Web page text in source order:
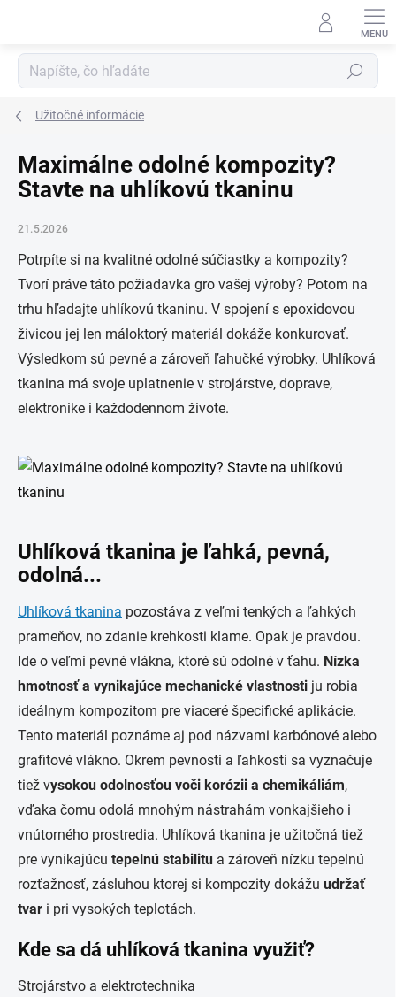
Hľadať
Užitočné informácie
Maximálne odolné kompozity?
Stavte na uhlíkovú tkaninu
21.5.2026
Potrpíte si na kvalitné odolné súčiastky a kompozity?
Tvorí práve táto požiadavka gro vašej výroby? Potom na
trhu hľadajte uhlíkovú tkaninu. V spojení s epoxidovou
živicou jej len máloktorý materiál dokáže konkurovať.
Výsledkom sú pevné a zároveň ľahučké výrobky. Uhlíková
tkanina má svoje uplatnenie v strojárstve, doprave,
elektronike i každodennom živote.
Uhlíková tkanina je ľahká, pevná,
odolná...
Uhlíková tkanina pozostáva z veľmi tenkých a ľahkých
prameňov, no zdanie krehkosti klame. Opak je pravdou.
Ide o veľmi pevné vlákna, ktoré sú odolné v ťahu. Nízka
hmotnosť a vynikajúce mechanické vlastnosti ju robia
ideálnym kompozitom pre viaceré špecifické aplikácie.
Tento materiál poznáme aj pod názvami karbónové alebo
grafitové vlákno. Okrem pevnosti a ľahkosti sa vyznačuje
tiež vysokou odolnosťou voči korózii a chemikáliám,
vďaka čomu odolá mnohým nástrahám vonkajšieho i
vnútorného prostredia. Uhlíková tkanina je užitočná tiež
pre vynikajúcu tepelnú stabilitu a zároveň nízku tepelnú
rozťažnosť, zásluhou ktorej si kompozity dokážu udržať
tvar i pri vysokých teplotách.
Kde sa dá uhlíková tkanina využiť?
Strojárstvo a elektrotechnika